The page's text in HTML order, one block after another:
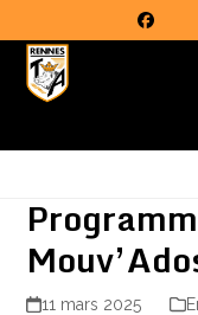
to
content
Open
mobile
Close
mobile
11 mars 2025